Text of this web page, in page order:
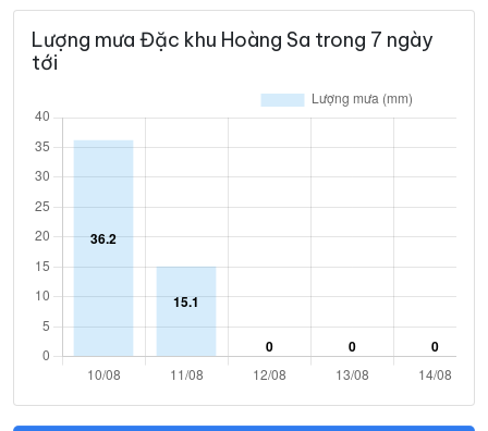
Lượng mưa Đặc khu Hoàng Sa trong 7 ngày
tới